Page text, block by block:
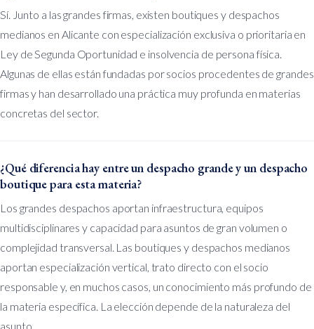
Sí. Junto a las grandes firmas, existen boutiques y despachos
medianos en Alicante con especialización exclusiva o prioritaria en
Ley de Segunda Oportunidad e insolvencia de persona física.
Algunas de ellas están fundadas por socios procedentes de grandes
firmas y han desarrollado una práctica muy profunda en materias
concretas del sector.
¿Qué diferencia hay entre un despacho grande y un despacho
boutique para esta materia?
Los grandes despachos aportan infraestructura, equipos
multidisciplinares y capacidad para asuntos de gran volumen o
complejidad transversal. Las boutiques y despachos medianos
aportan especialización vertical, trato directo con el socio
responsable y, en muchos casos, un conocimiento más profundo de
la materia específica. La elección depende de la naturaleza del
asunto.